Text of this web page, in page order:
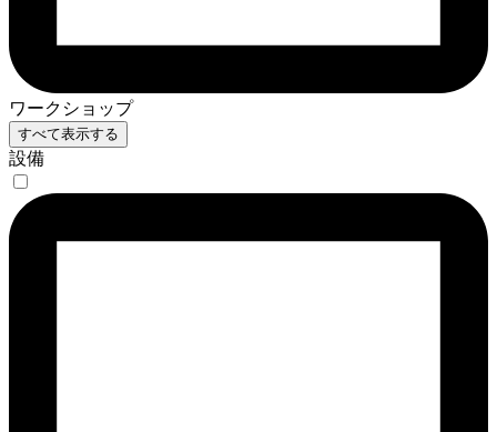
ワークショップ
すべて表示する
設備